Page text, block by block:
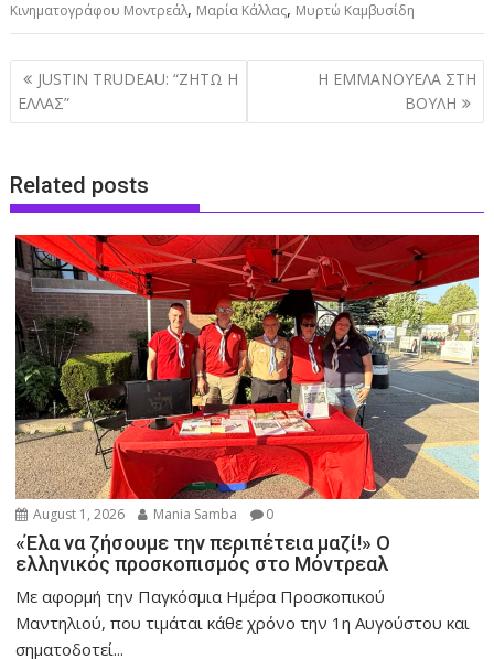
Κινηματογράφου Μοντρεάλ, Μαρία Κάλλας, Μυρτώ Καμβυσίδη
Post
navigation
JUSTIN TRUDEAU: “ΖΗΤΩ Η
ΕΛΛΑΣ”
Η ΕΜΜΑΝΟΥΕΛΑ ΣΤΗ
ΒΟΥΛΗ
Related posts
August 1, 2026 Mania Samba 0
«Έλα να ζήσουμε την περιπέτεια μαζί!» Ο
ελληνικός προσκοπισμός στο Μόντρεαλ
Με αφορμή την Παγκόσμια Ημέρα Προσκοπικού
Μαντηλιού, που τιμάται κάθε χρόνο την 1η Αυγούστου και
σηματοδοτεί...